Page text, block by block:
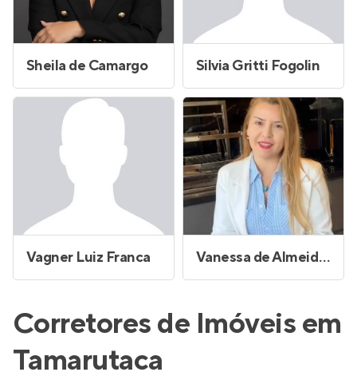
Sheila de Camargo Silvia Gritti Fogolin
Vagner Luiz Franca Vanessa de Almeida Oliveira
Corretores de Imóveis em
Tamarutaca